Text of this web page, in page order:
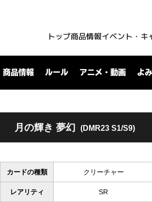
トップ商品情報イベント・キ
商品情報 ルール アニメ・動画 よ
月の輝き 夢幻 (DMR23 S1/S9)
カードの種類 クリーチャー
レアリティ SR